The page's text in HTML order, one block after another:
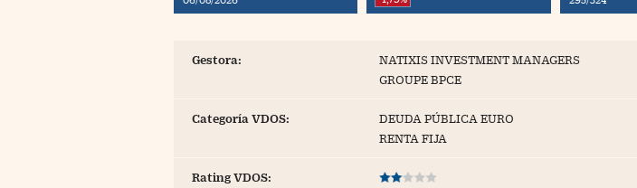
Blogs
Gestora:
NATIXIS INVESTMENT MANAGERS
GROUPE BPCE
Categoría VDOS:
DEUDA PÚBLICA EURO
RENTA FIJA
Rating VDOS: